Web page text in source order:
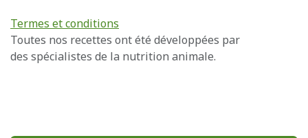
Termes et conditions
Toutes nos recettes ont été développées par
des spécialistes de la nutrition animale.